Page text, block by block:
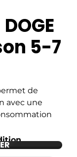
5-7
de
avec une